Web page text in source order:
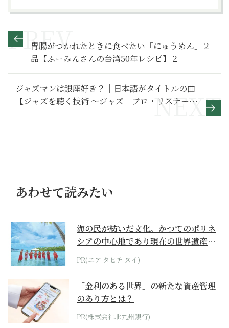
胃腸がつかれたときに食べたい「にゅうめん」２
品【ふーみんさんの台湾50年レシピ】２
ジャズマンは銀座好き？｜日本語がタイトルの曲
【ジャズを聴く技術 〜ジャズ「プロ・リスナー」
への道187】
あわせて読みたい
海の民が紡いだ文化。かつてのポリネ
シアの中心地であり現在の世界遺産か
らみえてくる...
PR(エア タヒチ ヌイ)
「金利のある世界」の新たな資産管理
のあり方とは？
PR(株式会社北九州銀行)